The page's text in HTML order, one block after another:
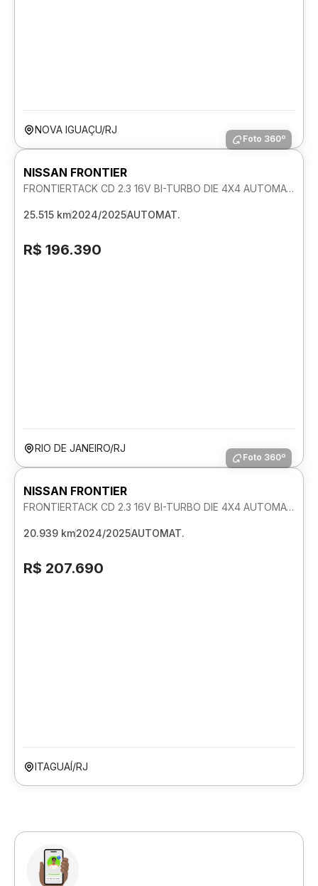
NOVA IGUAÇU/RJ
Foto 360º
NISSAN FRONTIER
FRONTIERTACK CD 2.3 16V BI-TURBO DIE 4X4 AUTOMATICO
25.515 km2024/2025AUTOMAT.
R$ 196.390
RIO DE JANEIRO/RJ
Foto 360º
NISSAN FRONTIER
FRONTIERTACK CD 2.3 16V BI-TURBO DIE 4X4 AUTOMATICO
20.939 km2024/2025AUTOMAT.
R$ 207.690
ITAGUAÍ/RJ